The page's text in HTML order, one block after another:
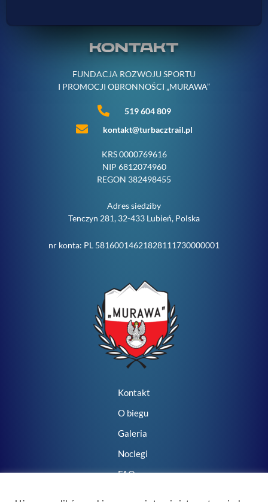
Kontakt
O biegu
Galeria
Noclegi
FAQ
KONTAKT
FUNDACJA ROZWOJU SPORTU
I PROMOCJI OBRONNOŚCI „MURAWA”
519 604 809
kontakt@turbacztrail.pl
KRS 0000769616
NIP 6812074960
REGON 382498455
Adres siedziby
Tenczyn 281, 32-433 Lubień, Polska
nr konta: PL 58160014621828111730000001